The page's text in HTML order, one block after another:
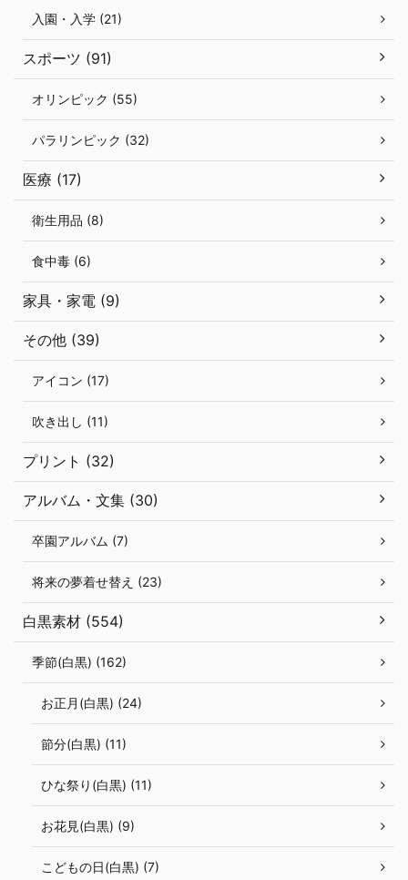
入園・入学 (21)
スポーツ (91)
オリンピック (55)
パラリンピック (32)
医療 (17)
衛生用品 (8)
食中毒 (6)
家具・家電 (9)
その他 (39)
アイコン (17)
吹き出し (11)
プリント (32)
アルバム・文集 (30)
卒園アルバム (7)
将来の夢着せ替え (23)
白黒素材 (554)
季節(白黒) (162)
お正月(白黒) (24)
節分(白黒) (11)
ひな祭り(白黒) (11)
お花見(白黒) (9)
こどもの日(白黒) (7)